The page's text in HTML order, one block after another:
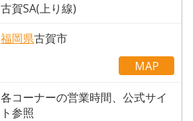
古賀SA(上り線)
福岡県古賀市
MAP
各コーナーの営業時間、公式サイ
ト参照